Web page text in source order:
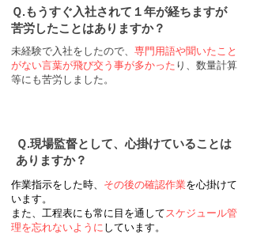
​Ｑ.もうすぐ入社されて１年が経ちますが
苦労したことはありますか？
​未経験で入社をしたので、 専門用語や聞いたこと
がない言葉が飛び交う事が多かった り、数量計算
等にも苦労しました。
​Ｑ.現場監督として、心掛けていることは
ありますか？
作業指示をした時、 その後の確認作業を心掛けて
います。
​また、工程表にも常に目を通してスケジュール管
理を忘れないように しています。